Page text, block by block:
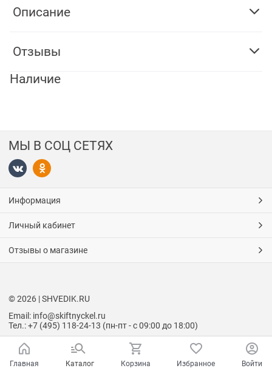
Описание
Отзывы
Наличие
МЫ В СОЦ СЕТЯХ
Информация
Личный кабинет
Отзывы о магазине
© 2026 | SHVEDIK.RU
Email: info@skiftnyckel.ru
Тел.: +7 (495) 118-24-13 (пн-пт - с 09:00 до 18:00)
Главная Каталог Корзина Избранное Войти